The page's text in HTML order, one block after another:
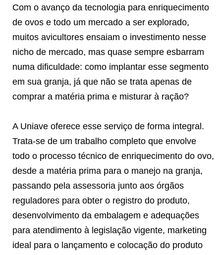
Com o avanço da tecnologia para enriquecimento
de ovos e todo um mercado a ser explorado,
muitos avicultores ensaiam o investimento nesse
nicho de mercado, mas quase sempre esbarram
numa dificuldade: como implantar esse segmento
em sua granja, já que não se trata apenas de
comprar a matéria prima e misturar à ração?
A Uniave oferece esse serviço de forma integral.
Trata-se de um trabalho completo que envolve
todo o processo técnico de enriquecimento do ovo,
desde a matéria prima para o manejo na granja,
passando pela assessoria junto aos órgãos
reguladores para obter o registro do produto,
desenvolvimento da embalagem e adequações
para atendimento à legislação vigente, marketing
ideal para o lançamento e colocação do produto